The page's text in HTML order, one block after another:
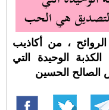
، من أكاذيب
الوحيدة التي
الحسين